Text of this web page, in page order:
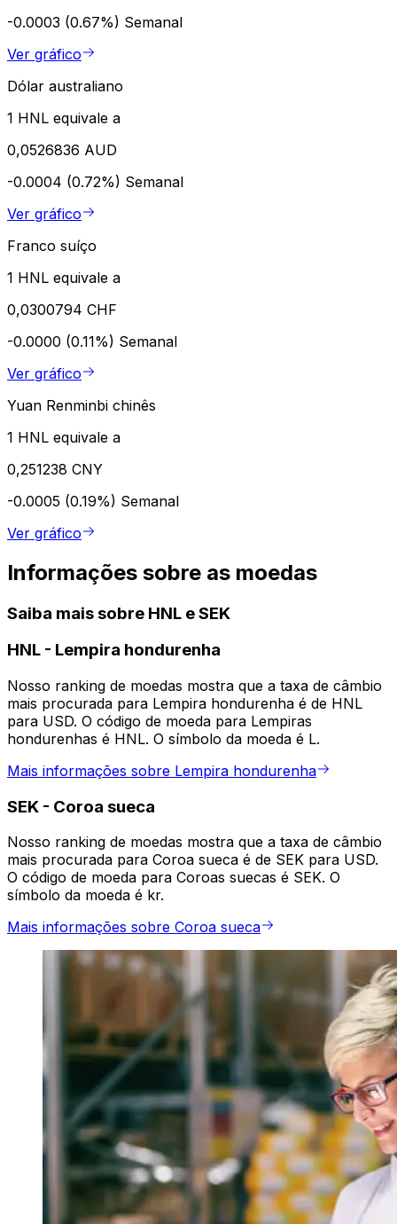
-0.0003 (0.67%) Semanal
Ver gráfico
Dólar australiano
1 HNL equivale a
0,0526836 AUD
-0.0004 (0.72%) Semanal
Ver gráfico
Franco suíço
1 HNL equivale a
0,0300794 CHF
-0.0000 (0.11%) Semanal
Ver gráfico
Yuan Renminbi chinês
1 HNL equivale a
0,251238 CNY
-0.0005 (0.19%) Semanal
Ver gráfico
Informações sobre as moedas
Saiba mais sobre HNL e SEK
HNL - Lempira hondurenha
Nosso ranking de moedas mostra que a taxa de câmbio
mais procurada para Lempira hondurenha é de HNL
para USD. O código de moeda para Lempiras
hondurenhas é HNL. O símbolo da moeda é L.
Mais informações sobre Lempira hondurenha
SEK - Coroa sueca
Nosso ranking de moedas mostra que a taxa de câmbio
mais procurada para Coroa sueca é de SEK para USD.
O código de moeda para Coroas suecas é SEK. O
símbolo da moeda é kr.
Mais informações sobre Coroa sueca